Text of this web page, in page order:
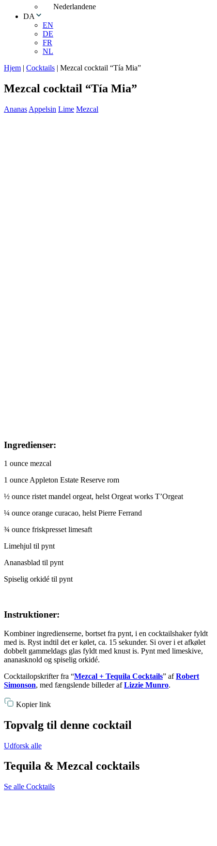
Nederlandene
DA
EN
DE
FR
NL
Hjem | Cocktails | Mezcal cocktail “Tía Mia”
Mezcal cocktail “Tía Mia”
Ananas Appelsin Lime Mezcal
Ingredienser:
1 ounce mezcal
1 ounce Appleton Estate Reserve rom
½ ounce ristet mandel orgeat, helst Orgeat works T’Orgeat
¼ ounce orange curacao, helst Pierre Ferrand
¾ ounce friskpresset limesaft
Limehjul til pynt
Ananasblad til pynt
Spiselig orkidé til pynt
Instruktioner:
Kombiner ingredienserne, bortset fra pynt, i en cocktailshaker fyldt
med is. Ryst indtil det er kølet, ca. 15 sekunder. Si over i et afkølet
dobbelt gammeldags glas fyldt med knust is. Pynt med limeskive,
ananasknold og spiselig orkidé.
Cocktailopskrifter fra “Mezcal + Tequila Cocktails” afRobert
Simonson, med fængslende billeder afLizzie Munro.
Kopier link
Topvalg til denne cocktail
Udforsk alle
Tequila & Mezcal cocktails
Se alle Cocktails